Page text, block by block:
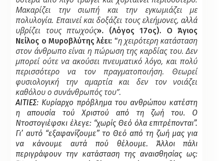
Μακαρίζει την σιωπή και την εγκωμιάζει με
πολυλογία. Επαινεί και δοξάζει τους ελεήμονες, αλλά
υβρίζει τους πτωχούς». (Λόγος 17ος). Ο Άγιος
Νείλος o Μυροβλύτης λέει: “η χειρότερη κατάσταση
στον άνθρωπο είναι η πώρωση της καρδίας του. Δεν
μπορεί ούτε να ακούσει πνευματικό λόγο, και πολύ
περισσότερο να τον πραγματοποιήση. Θεωρεί
φυσιολογική την αμαρτία και δεν τον νοιάζει
καθόλου o συνάνθρωπός του”.
ΑΙΤΙΕΣ: Κυρίαρχο πρόβλημα του ανθρώπου κατέστη
η απουσία τού Χριστού από τη ζωή του. Ο
Ντοστογιέφσκι έλεγε: “χωρίς Θεό όλα επιτρέπονται”.
Γι’ αυτό “εξαφανίζουμε” το Θεό από τη ζωή μας για
να κάνουμε αυτά πού θέλουμε. Άλλοι πάλι
περιγράφουν την κατάσταση της αναισθησίας ως: